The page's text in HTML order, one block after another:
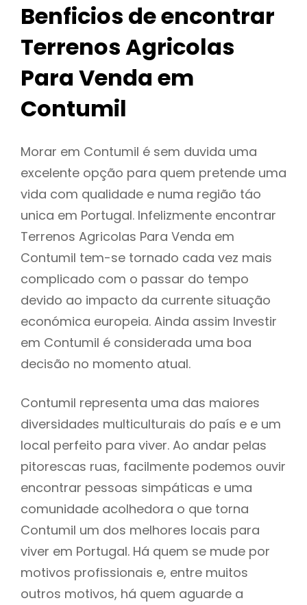
Benficios de encontrar
Terrenos Agricolas
Para Venda em
Contumil
Morar em Contumil é sem duvida uma
excelente opção para quem pretende uma
vida com qualidade e numa região táo
unica em Portugal. Infelizmente encontrar
Terrenos Agricolas Para Venda em
Contumil tem-se tornado cada vez mais
complicado com o passar do tempo
devido ao impacto da currente situação
económica europeia. Ainda assim Investir
em Contumil é considerada uma boa
decisão no momento atual.
Contumil representa uma das maiores
diversidades multiculturais do país e e um
local perfeito para viver. Ao andar pelas
pitorescas ruas, facilmente podemos ouvir
encontrar pessoas simpáticas e uma
comunidade acolhedora o que torna
Contumil um dos melhores locais para
viver em Portugal. Há quem se mude por
motivos profissionais e, entre muitos
outros motivos, há quem aguarde a